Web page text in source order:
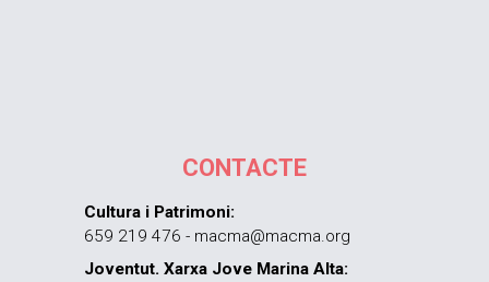
CONTACTE
Cultura i Patrimoni:
659 219 476 - macma@macma.org
Joventut. Xarxa Jove Marina Alta: